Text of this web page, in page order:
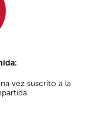
vez suscrito a la